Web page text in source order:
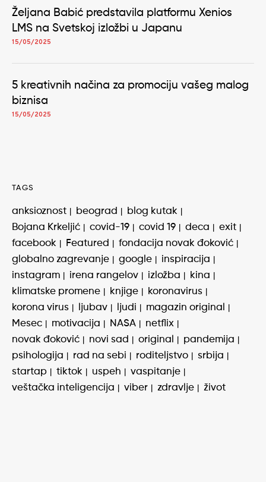
Željana Babić predstavila platformu Xenios
LMS na Svetskoj izložbi u Japanu
15/05/2025
5 kreativnih načina za promociju vašeg malog
biznisa
15/05/2025
TAGS
anksioznost beograd
blog kutak
Bojana Krkeljić
covid-19 covid 19 deca
exit
facebook
Featured
fondacija novak đoković
globalno zagrevanje
google
inspiracija
instagram
irena rangelov izložba
kina
klimatske promene
knjige
koronavirus
korona virus
ljubav ljudi
magazin original
Mesec
motivacija NASA
netflix
novak đoković
novi sad original
pandemija
psihologija
rad na sebi roditeljstvo
srbija
startap
tiktok uspeh
vaspitanje
veštačka inteligencija
viber zdravlje život